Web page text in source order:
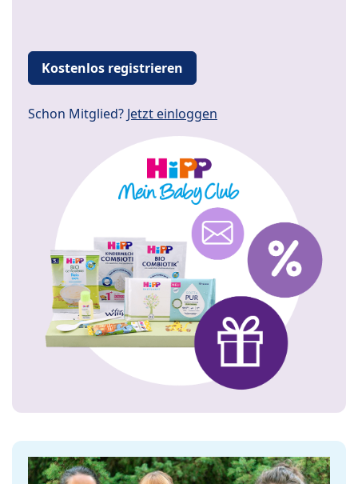
Kostenlos registrieren
Schon Mitglied? Jetzt einloggen